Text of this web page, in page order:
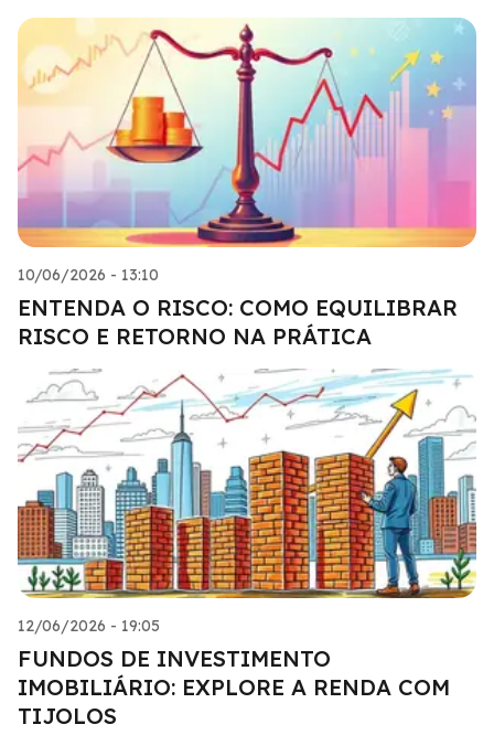
10/06/2026 - 13:10
ENTENDA O RISCO: COMO EQUILIBRAR
RISCO E RETORNO NA PRÁTICA
12/06/2026 - 19:05
FUNDOS DE INVESTIMENTO
IMOBILIÁRIO: EXPLORE A RENDA COM
TIJOLOS